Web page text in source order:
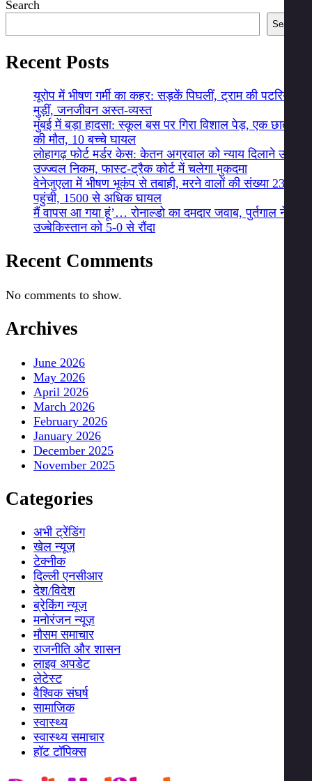
Search
Search
Recent Posts
यूरोप में भीषण गर्मी का कहर: सड़कें पिघलीं, ट्राम की पटरियां
मुड़ीं, जनजीवन अस्त-व्यस्त
मुंबई में बड़ा हादसा: स्कूल बस पर गिरा विशाल पेड़, एक छात्र
की मौत, 10 बच्चे घायल
लोहागढ़ फोर्ट मर्डर केस: केतन अग्रवाल को न्याय दिलाने उतरे
उज्ज्वल निकम, फास्ट-ट्रैक कोर्ट में चलेगा मुकदमा
वेनेजुएला में भीषण भूकंप से तबाही, मरने वालों की संख्या 235
पहुंची, 1500 से अधिक घायल
मैं वापस आ गया हूं’… रोनाल्डो का दमदार जवाब, पुर्तगाल ने
उज्बेकिस्तान को 5-0 से रौंदा
Recent Comments
No comments to show.
Archives
June 2026
May 2026
April 2026
March 2026
February 2026
January 2026
December 2025
November 2025
Categories
अभी ट्रेंडिंग
खेल न्यूज़
टेक्नीक
दिल्ली एनसीआर
देश/विदेश
ब्रेकिंग न्यूज़
मनोरंजन न्यूज़
मौसम समाचार
राजनीति और शासन
लाइव अपडेट
लेटेस्ट
वैश्विक संघर्ष
सामाजिक
स्वास्थ्य
स्वास्थ्य समाचार
हॉट टॉपिक्स